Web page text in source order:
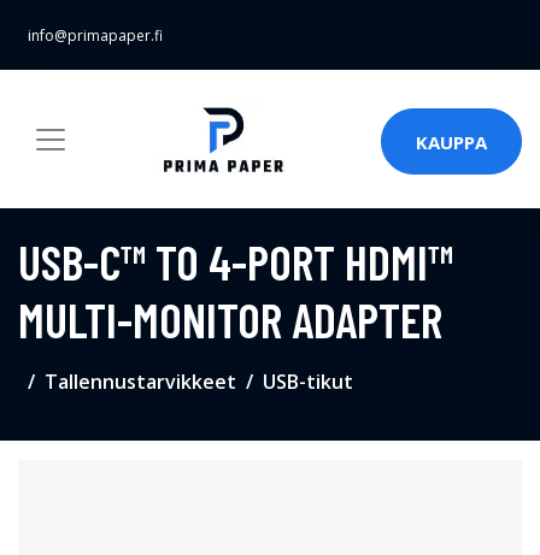
info@primapaper.fi
KAUPPA
USB-C™ TO 4-PORT HDMI™
MULTI-MONITOR ADAPTER
Tallennustarvikkeet USB-tikut